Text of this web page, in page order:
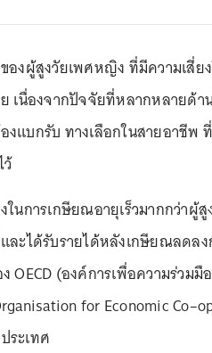
องผู้สูงวัยเพศหญิง ที่มีความเสี่ย
เนื่องจากปัจจัยที่หลากหลายด้า
แบกรับ ทางเลือกในสายอาชีพ
นการเกษียณอายุเร็วมากกว่าผู้
ะได้รับรายได้หลังเกษียณลดลง
OECD (องค์การเพื่อความร่วมมื
for Economic
ระเทศ